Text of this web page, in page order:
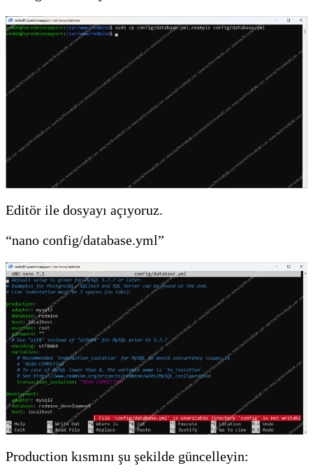
Editör ile dosyayı açıyoruz.
“nano config/database.yml”
Production kısmını şu şekilde güncelleyin: